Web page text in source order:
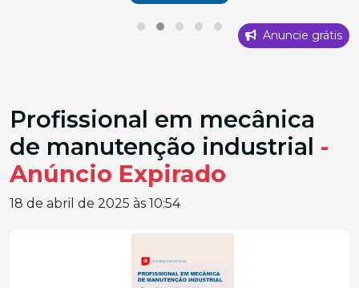
Anuncie grátis
Profissional em mecânica
de manutenção industrial -
Anúncio Expirado
18 de abril de 2025 às 10:54